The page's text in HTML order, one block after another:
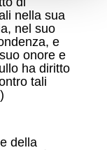
nella sua
nel suo
e
onore e
ha diritto
tali
della